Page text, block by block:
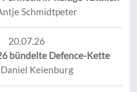
Schmidtpeter
20.07.26
bündelte Defence-Kette
Keienburg